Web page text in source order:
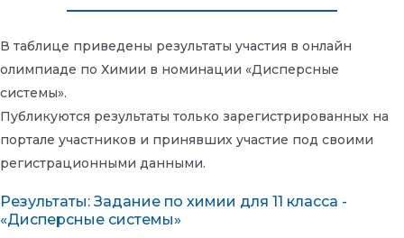
В таблице приведены результаты участия в онлайн
олимпиаде по Химии в номинации «Дисперсные
системы».
Публикуются результаты только зарегистрированных на
портале участников и принявших участие под своими
регистрационными данными.
Результаты: Задание по химии для 11 класса -
«Дисперсные системы»